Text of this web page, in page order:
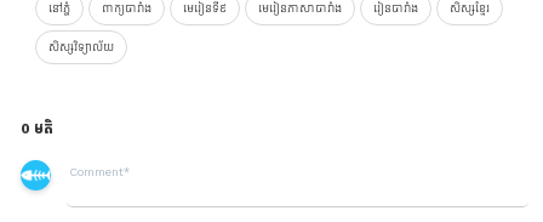
នៅភ្នំ ពាក្យបារាំង មេរៀនទី៩ មេរៀនភាសាបារាំង រៀនបារាំង សិស្សខ្មែរ
សិស្សវិទ្យាល័យ
0 មតិ